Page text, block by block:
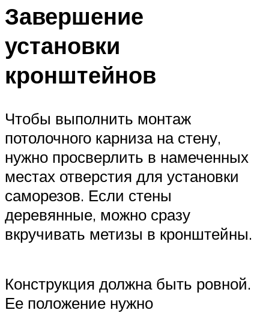
Завершение
установки
кронштейнов
Чтобы выполнить монтаж
потолочного карниза на стену,
нужно просверлить в намеченных
местах отверстия для установки
саморезов. Если стены
деревянные, можно сразу
вкручивать метизы в кронштейны.
Конструкция должна быть ровной.
Ее положение нужно